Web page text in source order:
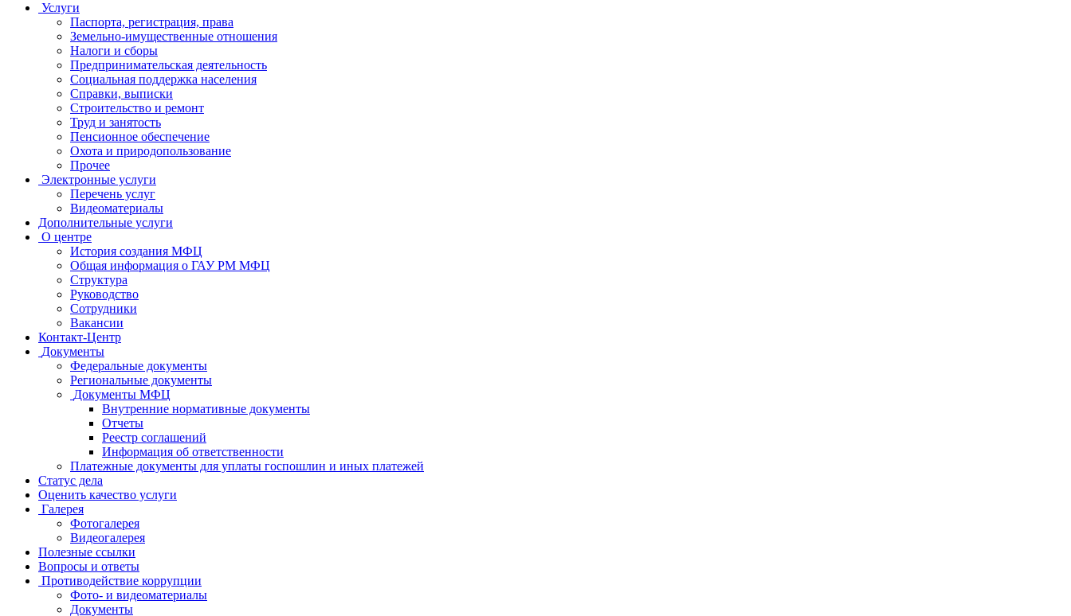
Услуги
Паспорта, регистрация, права
Земельно-имущественные отношения
Налоги и сборы
Предпринимательская деятельность
Социальная поддержка населения
Справки, выписки
Строительство и ремонт
Труд и занятость
Пенсионное обеспечение
Охота и природопользование
Прочее
Электронные услуги
Перечень услуг
Видеоматериалы
Дополнительные услуги
О центре
История создания МФЦ
Общая информация о ГАУ РМ МФЦ
Структура
Руководство
Сотрудники
Вакансии
Контакт-Центр
Документы
Федеральные документы
Региональные документы
Документы МФЦ
Внутренние нормативные документы
Отчеты
Реестр соглашений
Информация об ответственности
Платежные документы для уплаты госпошлин и иных платежей
Статус дела
Оценить качество услуги
Галерея
Фотогалерея
Видеогалерея
Полезные ссылки
Вопросы и ответы
Противодействие коррупции
Фото- и видеоматериалы
Документы